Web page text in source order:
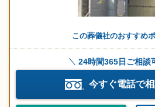
この葬儀社のおすすめ
24時間365日ご相談
今すぐ電話で